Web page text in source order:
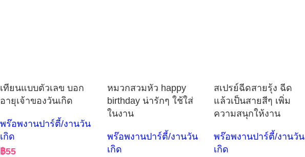
เทียนแบบตัวเลข บอก
อายุเจ้าของวันเกิด
พร๊อพงานปาร์ตี้/งานวัน
เกิด
฿55
หมวกสวมหัว happy
birthday น่ารักๆ ใช้ใส่
ในงาน
พร๊อพงานปาร์ตี้/งานวัน
เกิด
สเปรย์ฉีดสายรุ้ง ฉีด
แล้วเป็นสายสีๆ เพิ่ม
ความสนุกให้งาน
พร๊อพงานปาร์ตี้/งานวัน
เกิด